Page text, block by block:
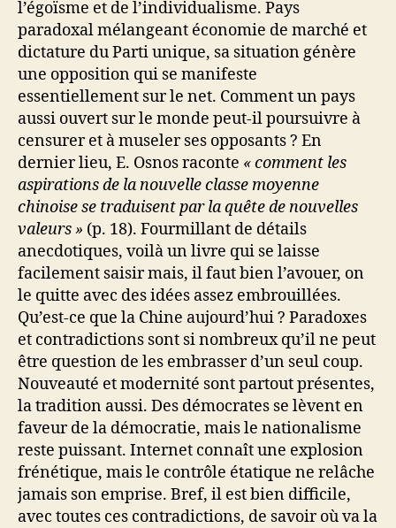
l’égoïsme et de l’individualisme. Pays
paradoxal mélangeant économie de marché et
dictature du Parti unique, sa situation génère
une opposition qui se manifeste
essentiellement sur le net. Comment un pays
aussi ouvert sur le monde peut-il poursuivre à
censurer et à museler ses opposants ? En
dernier lieu, E. Osnos raconte « comment les
aspirations de la nouvelle classe moyenne
chinoise se traduisent par la quête de nouvelles
valeurs » (p. 18). Fourmillant de détails
anecdotiques, voilà un livre qui se laisse
facilement saisir mais, il faut bien l’avouer, on
le quitte avec des idées assez embrouillées.
Qu’est-ce que la Chine aujourd’hui ? Paradoxes
et contradictions sont si nombreux qu’il ne peut
être question de les embrasser d’un seul coup.
Nouveauté et modernité sont partout présentes,
la tradition aussi. Des démocrates se lèvent en
faveur de la démocratie, mais le nationalisme
reste puissant. Internet connaît une explosion
frénétique, mais le contrôle étatique ne relâche
jamais son emprise. Bref, il est bien difficile,
avec toutes ces contradictions, de savoir où va la